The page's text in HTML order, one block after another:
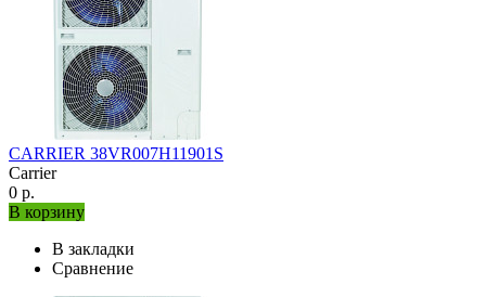
CARRIER 38VR007H11901S
Carrier
0 р.
В корзину
В закладки
Сравнение